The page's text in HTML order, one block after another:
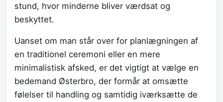
stund, hvor minderne bliver værdsat og
beskyttet.
Uanset om man står over for planlægningen af
en traditionel ceremoni eller en mere
minimalistisk afsked, er det vigtigt at vælge en
bedemand Østerbro, der formår at omsætte
følelser til handling og samtidig iværksætte de